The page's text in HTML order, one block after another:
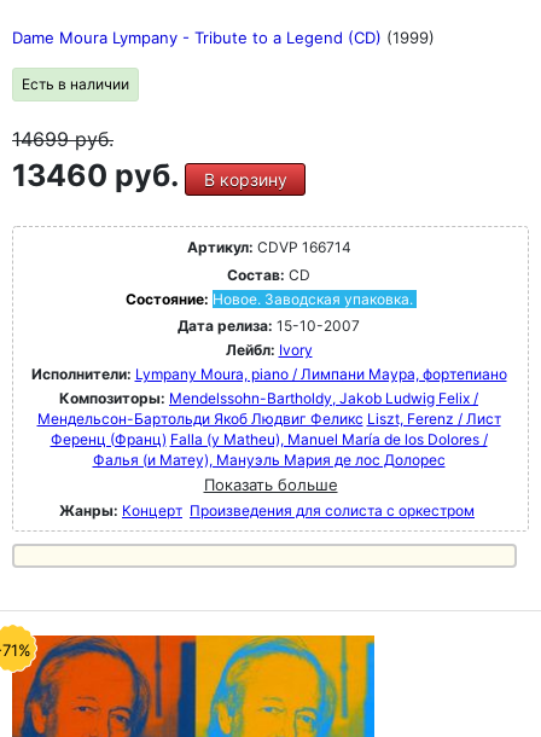
Dame Moura Lympany - Tribute to a Legend (CD) (1999)
Есть в наличии
14699руб.
13460 руб. В корзину
Артикул: CDVP 166714
Состав: CD
Состояние: Новое. Заводская упаковка.
Дата релиза: 15-10-2007
Лейбл: Ivory
Исполнители: Lympany Moura, piano / Лимпани Маура, фортепиано
Композиторы: Mendelssohn-Bartholdy, Jakob Ludwig Felix /
Мендельсон-Бартольди Якоб Людвиг Феликс Liszt, Ferenz / Лист
Ференц (Франц) Falla (y Matheu), Manuel María de los Dolores /
Фалья (и Матеу), Мануэль Мария де лос Долорес
Показать больше
Жанры: Концерт Произведения для солиста с оркестром